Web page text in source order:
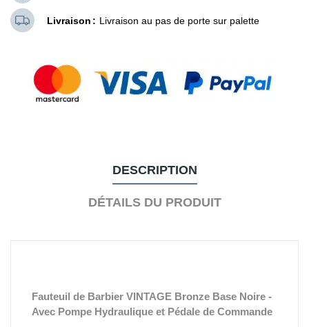
Livraison Livraison au pas de porte sur palette
DESCRIPTION
DÉTAILS DU PRODUIT
Fauteuil de Barbier VINTAGE Bronze Base Noire -
Avec Pompe Hydraulique et Pédale de Commande